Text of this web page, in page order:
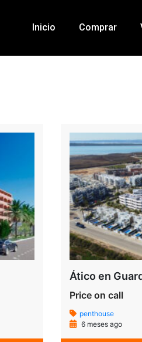
Inicio Comprar
Ático en
Price on call
penthouse
6 meses ago